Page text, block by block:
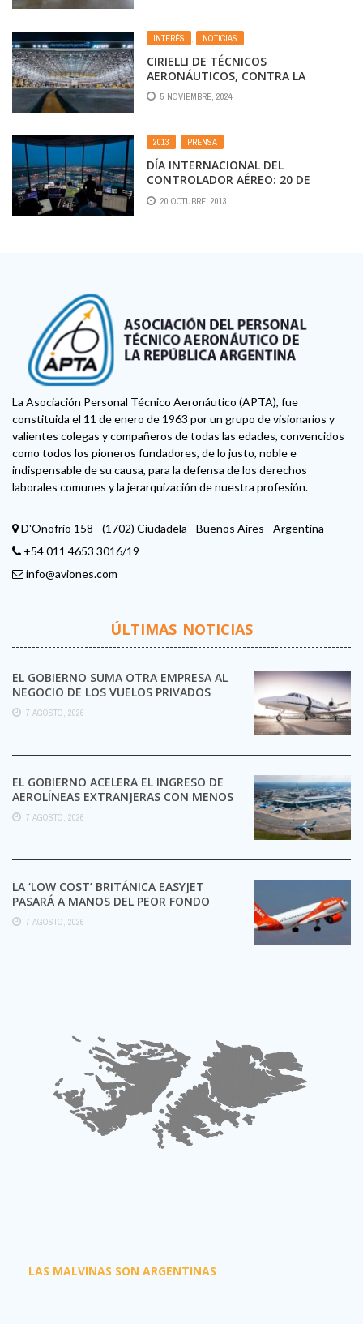
INTERÉS , NOTICIAS
CIRIELLI DE TÉCNICOS
AERONÁUTICOS, CONTRA LA
PRIVATIZACIÓN DE AEROLÍNEAS
ARGENTINAS: «LA VACIARÁN Y
5 NOVIEMBRE, 2024
2013 , PRENSA
DÍA INTERNACIONAL DEL
CONTROLADOR AÉREO: 20 DE
OCTUBRE DE 2013
20 OCTUBRE, 2013
La Asociación Personal Técnico Aeronáutico (APTA), fue
constituida el 11 de enero de 1963 por un grupo de visionarios y
valientes colegas y compañeros de todas las edades, convencidos
como todos los pioneros fundadores, de lo justo, noble e
indispensable de su causa, para la defensa de los derechos
laborales comunes y la jerarquización de nuestra profesión.
D'Onofrio 158 - (1702) Ciudadela - Buenos Aires - Argentina
+54 011 4653 3016/19
info@aviones.com
ÚLTIMAS NOTICIAS
EL GOBIERNO SUMA OTRA EMPRESA AL
NEGOCIO DE LOS VUELOS PRIVADOS
7 AGOSTO, 2026
EL GOBIERNO ACELERA EL INGRESO DE
AEROLÍNEAS EXTRANJERAS CON MENOS
TRÁMITES
7 AGOSTO, 2026
LA ‘LOW COST’ BRITÁNICA EASYJET
PASARÁ A MANOS DEL PEOR FONDO
POSIBLE:
7 AGOSTO, 2026
LAS MALVINAS SON ARGENTINAS